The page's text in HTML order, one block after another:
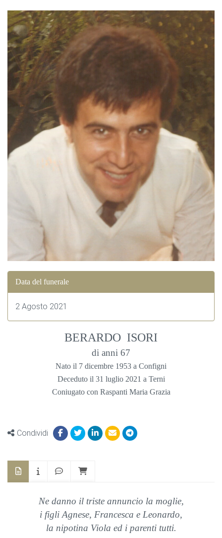
Data del funerale
2 Agosto 2021
BERARDO ISORI
di anni 67
Nato il 7 dicembre 1953 a Configni
Deceduto il 31 luglio 2021 a Terni
Coniugato con Raspanti Maria Grazia
Condividi
Ne danno il triste annuncio la moglie,
i figli Agnese, Francesca e Leonardo,
la nipotina Viola ed i parenti tutti.